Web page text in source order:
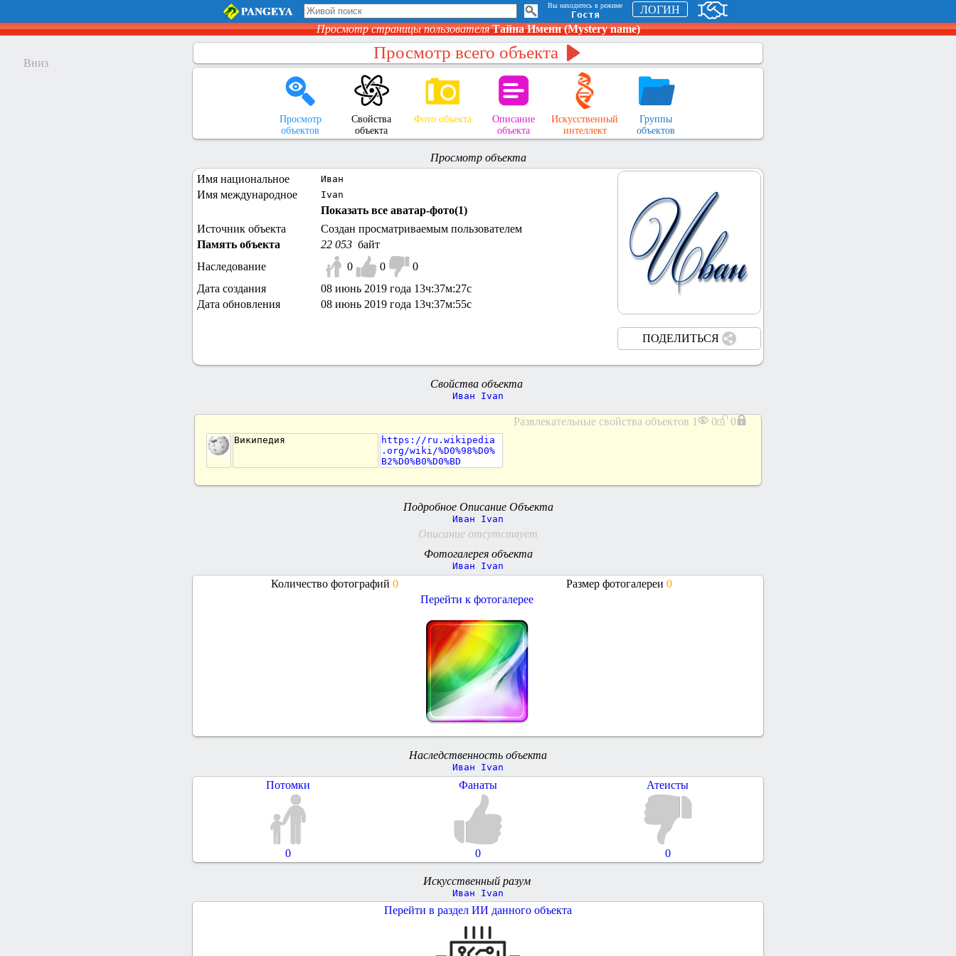
Вы находитесь в режиме
Гостя
ЛОГИН
Просмотр страницы пользователяТайна Имени (Mystery name)
Просмотр всего объекта
Просмотр
объектов
Свойства
объекта
Фото объекта
Описание
объекта
Искусственный
интеллект
Группы
объектов
Просмотр объекта
Имя национальное
Иван
Имя международное Ivan
Показать все аватар-фото(1)
Источник объекта
Создан просматриваемым пользователем
Память объекта
22 053 байт
Наследование
0 0
0
Дата создания
08 июнь 2019 года 13ч:37м:27с
Дата обновления
08 июнь 2019 года 13ч:37м:55с
ПОДЕЛИТЬСЯ
Свойства объекта
Иван Ivan
Развлекательные свойства объектов 1 0 0
Википедия
https://ru.wikipedia
.org/wiki/%D0%98%D0%
B2%D0%B0%D0%BD
Подробное Описание Объекта
Иван Ivan
Описание отсутствует
Фотогалерея объекта
Иван Ivan
Количество фотографий 0 Размер фотогалереи 0
Перейти к фотогалерее
Наследственность объекта
Иван Ivan
Потомки Фанаты Атеисты
0 0 0
Искусственный разум
Иван Ivan
Перейти в раздел ИИ данного объекта
Вниз